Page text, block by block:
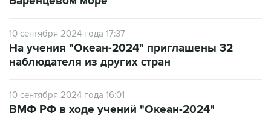
10 сентября 2024 года 17:37
На учения "Океан-2024" приглашены 32
наблюдателя из других стран
10 сентября 2024 года 16:01
ВМФ РФ в ходе учений "Океан-2024"